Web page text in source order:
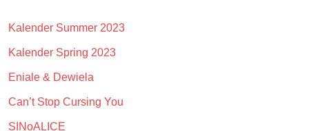
Kalender Summer 2023
Kalender Spring 2023
Eniale & Dewiela
Can’t Stop Cursing You
SINoALICE